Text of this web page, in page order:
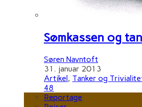
Sømkassen og
Søren Navntoft
31. januar 2013
Artikel, Tanker og
48
Reportage